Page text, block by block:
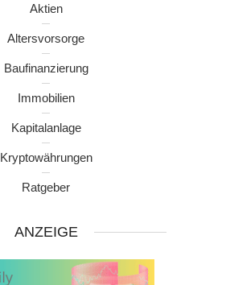
Aktien
Altersvorsorge
Baufinanzierung
Immobilien
Kapitalanlage
Kryptowährungen
Ratgeber
ANZEIGE